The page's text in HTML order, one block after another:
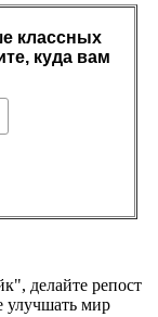
делайте репост
улучшать мир